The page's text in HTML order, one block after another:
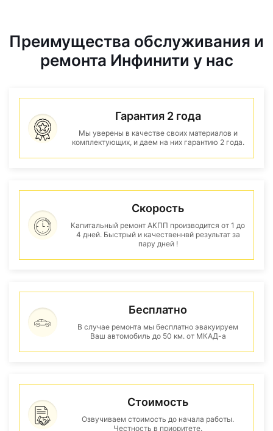
Преимущества обслуживания и
ремонта Инфинити у нас
Гарантия 2 года
Мы уверены в качестве своих материалов и
комплектующих, и даем на них гарантию 2 года.
Скорость
Капитальный ремонт АКПП производится от 1 до
4 дней. Быстрый и качественнвй результат за
пару дней !
Бесплатно
В случае ремонта мы бесплатно эвакуируем
Ваш автомобиль до 50 км. от МКАД-а
Стоимость
Озвучиваем стоимость до начала работы.
Честность в приоритете.